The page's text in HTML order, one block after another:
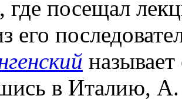
где посещал
его
в Италию, А.